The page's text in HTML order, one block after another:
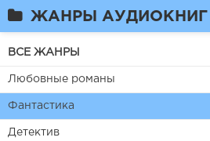
ЖАНРЫ АУДИОКНИГ
ВСЕ ЖАНРЫ
Любовные романы
Фантастика
Детектив